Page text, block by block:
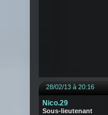
28/02/13 à 20:16
Nico.29
Sous-lieutenant